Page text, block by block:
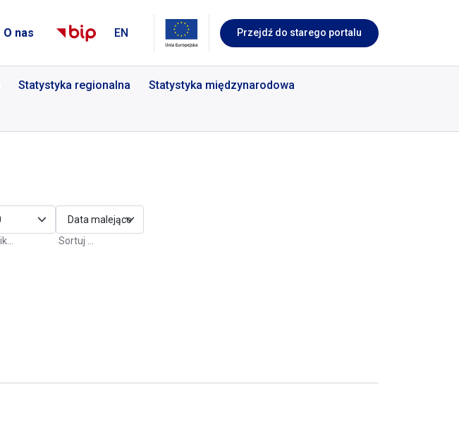
O nas EN Przejdź do starego portalu
Statystyka regionalna
Statystyka międzynarodowa
Wyniki na stronę